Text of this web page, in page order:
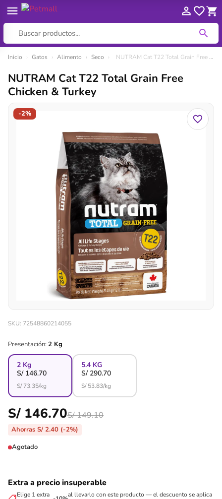
contenido
Inicio › Gatos › Alimento › Seco › NUTRAM Cat T22 Total Grain Free Chicken & Turkey
-2%
NUTRAM Cat T22 Total Grain Free
Chicken & Turkey
SKU: 72548860214055
Presentación: 2 Kg
2 Kg
S/146.70
S/73.35/kg
5.4 KG
S/290.70
S/53.83/kg
S/ 146.70S/ 149.10
Ahorras S/ 2.40 (-2%)
Agotado
Extra a precio insuperable
Elige 1 extra
al llevarlo con este producto — el descuento se aplica